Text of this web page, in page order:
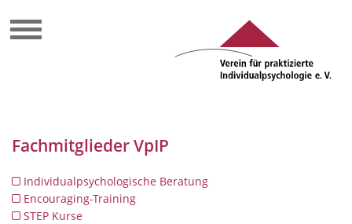
Fachmitglieder VpIP
Individualpsychologische Beratung
Encouraging-Training
STEP Kurse